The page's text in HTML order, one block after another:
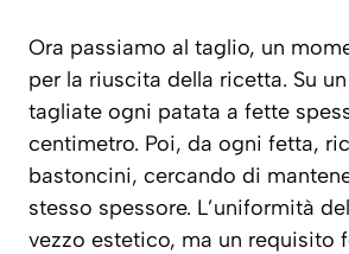
Ora passiamo al taglio, un
per la riuscita della ricetta. Su
tagliate ogni patata a fette
centimetro. Poi, da ogni fetta,
bastoncini, cercando di
stesso spessore. L’uniformità
vezzo estetico, ma un requisito